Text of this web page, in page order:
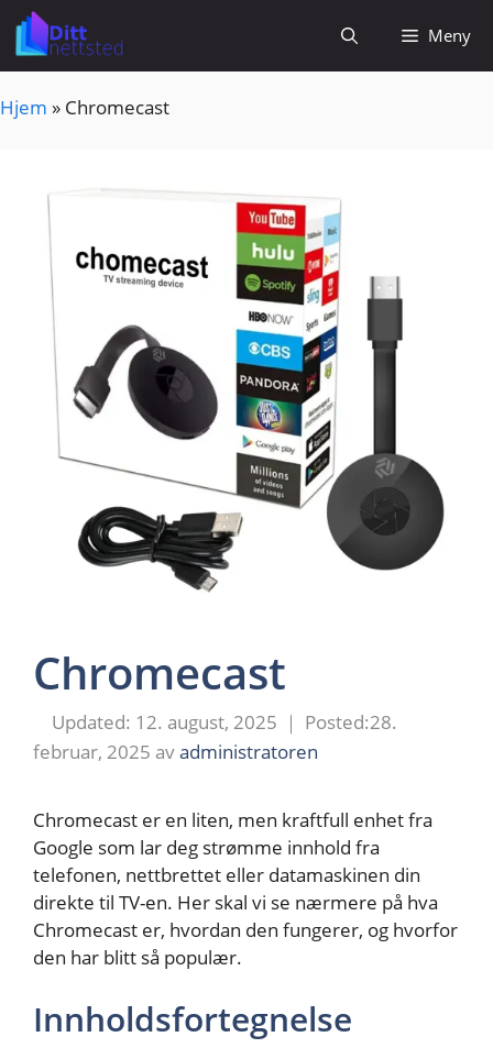
Hopp
innhold
Meny
Hjem » Chromecast
Chromecast
12. august, 2025
28.
februar, 2025 avadministratoren
Chromecast er en liten, men kraftfull enhet fra
Google som lar deg strømme innhold fra
telefonen, nettbrettet eller datamaskinen din
direkte til TV-en. Her skal vi se nærmere på hva
Chromecast er, hvordan den fungerer, og hvorfor
den har blitt så populær.
Innholdsfortegnelse